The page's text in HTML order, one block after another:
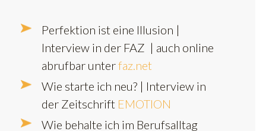
Perfektion ist eine Illusion |
Interview in der FAZ | auch online
abrufbar unterfaz.net
Wie starte ich neu? | Interview in
der Zeitschrift EMOTION
Wie behalte ich im Berufsalltag